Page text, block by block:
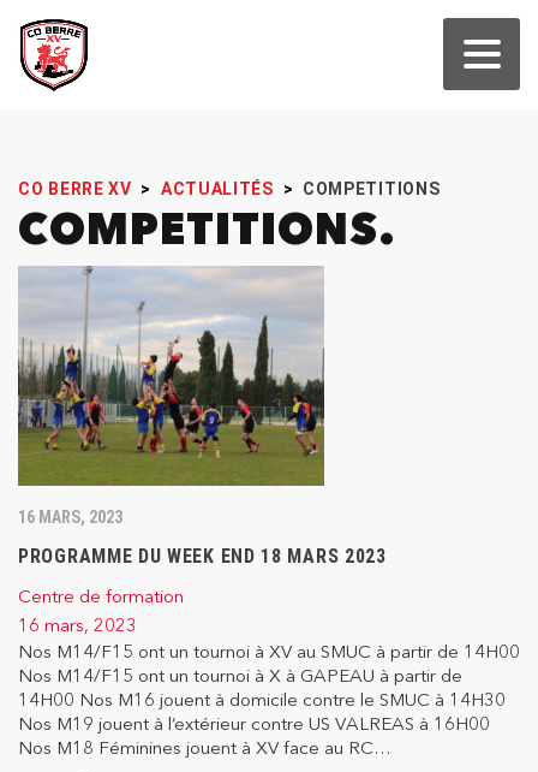
CO BERRE XV > ACTUALITÉS > COMPETITIONS
COMPETITIONS
16 MARS, 2023
PROGRAMME DU WEEK END 18 MARS 2023
Centre de formation
16 mars, 2023
Nos M14/F15 ont un tournoi à XV au SMUC à partir de 14H00
Nos M14/F15 ont un tournoi à X à GAPEAU à partir de
14H00 Nos M16 jouent à domicile contre le SMUC à 14H30
Nos M19 jouent à l’extérieur contre US VALREAS à 16H00
Nos M18 Féminines jouent à XV face au RC…